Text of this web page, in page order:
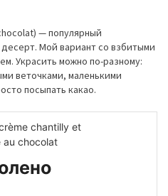
— популярный
Мой вариант со взбитыми
Украсить можно по-разному:
веточками, маленькими
посыпать какао.